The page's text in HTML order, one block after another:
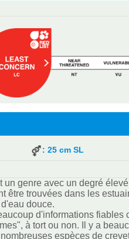
: 25 cm SL
un genre avec un degré
être trouvées dans les
douce.
d'informations
à tort ou non. Il y a
espèces de